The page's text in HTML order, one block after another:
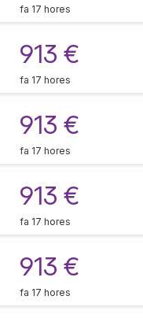
fa 17 hores
913 €
fa 17 hores
913 €
fa 17 hores
913 €
fa 17 hores
913 €
fa 17 hores